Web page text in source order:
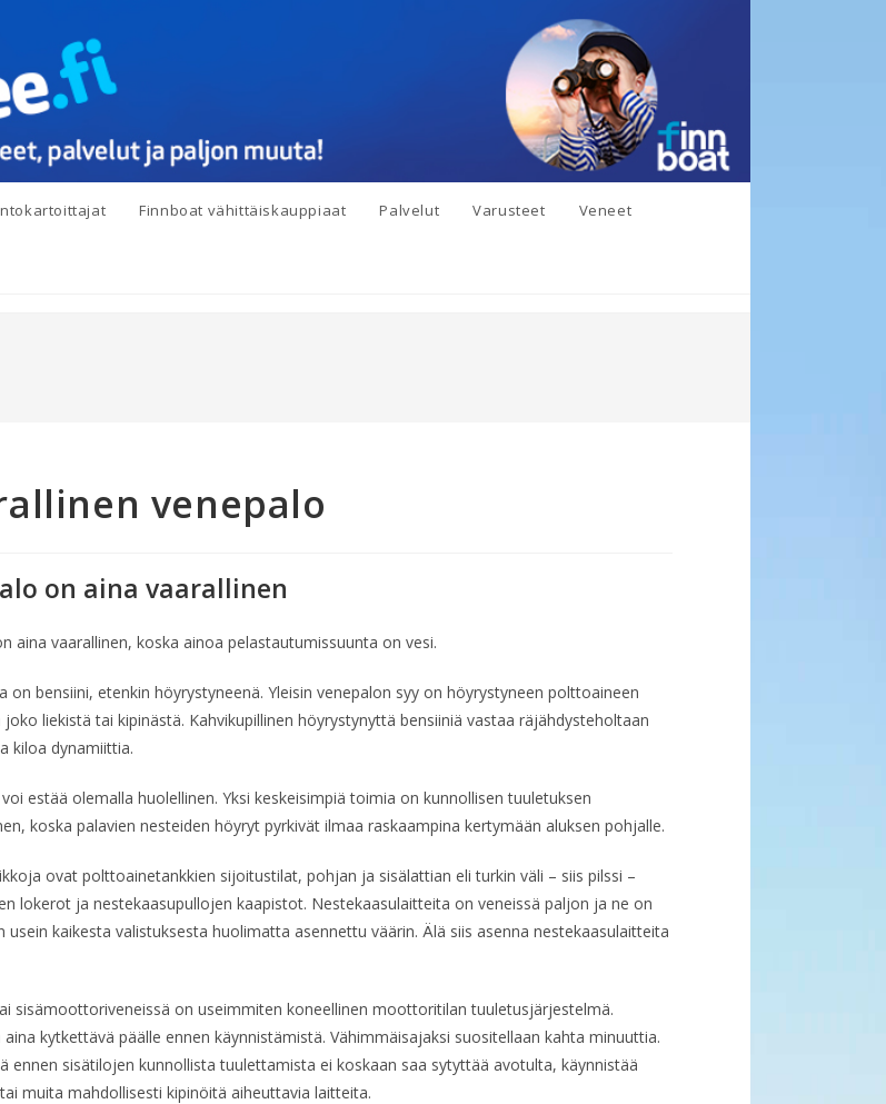
Finnboat vähittäiskauppiaat Palvelut Varusteet Veneet
venepalo
on aina vaarallinen
aina vaarallinen, koska ainoa pelastautumissuunta on vesi.
on bensiini, etenkin höyrystyneenä. Yleisin venepalon syy on höyrystyneen polttoaineen
liekistä tai kipinästä. Kahvikupillinen höyrystynyttä bensiiniä vastaa räjähdysteholtaan
kiloa dynamiittia.
estää olemalla huolellinen. Yksi keskeisimpiä toimia on kunnollisen tuuletuksen
koska palavien nesteiden höyryt pyrkivät ilmaa raskaampina kertymään aluksen pohjalle.
ovat polttoainetankkien sijoitustilat, pohjan ja sisälattian eli turkin väli – siis pilssi –
lokerot ja nestekaasupullojen kaapistot. Nestekaasulaitteita on veneissä paljon ja ne on
usein kaikesta valistuksesta huolimatta asennettu väärin. Älä siis asenna nestekaasulaitteita
sisämoottoriveneissä on useimmiten koneellinen moottoritilan tuuletusjärjestelmä.
aina kytkettävä päälle ennen käynnistämistä. Vähimmäisajaksi suositellaan kahta minuuttia.
ennen sisätilojen kunnollista tuulettamista ei koskaan saa sytyttää avotulta, käynnistää
muita mahdollisesti kipinöitä aiheuttavia laitteita.